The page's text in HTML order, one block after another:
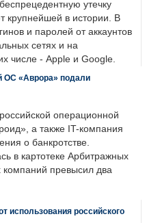
утечку
крупнейшей в истории. В
и паролей от аккаунтов
сетях и на
числе - Apple и Google.
ОС «Аврора» подали
операционной
а также IT-компания
о банкротстве.
в картотеке Арбитражных
компаний превысил два
использования российского